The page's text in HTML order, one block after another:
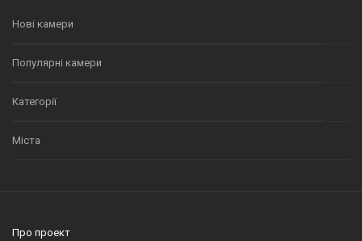
Нові камери
Популярні камери
Категорії
Міста
Про проект